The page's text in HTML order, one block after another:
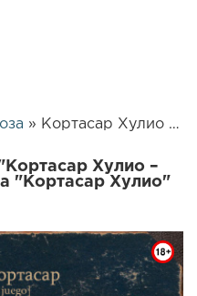
» Кортасар Хулио – Желтый цветок | 26231
Хулио –
"Кортасар Хулио"